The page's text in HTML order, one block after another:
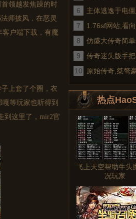
领越发焦躁的时
师披风．在恶灵
户端下载，有魔
上套了个圈，衣
等玩家也听得到
到这里了，mir2官
术
6
主体逃逸于电
7
1.76sf网站,看
8
仿盛大传奇简
9
传奇迷失版手
真
10
原始传奇,桀骜
热点
图文
飞上天空帮助牛头
况玩家